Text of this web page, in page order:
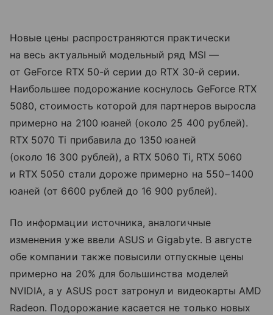
Новые цены распространяются практически
на весь актуальный модельный ряд MSI —
от GeForce RTX 50-й серии до RTX 30-й серии.
Наибольшее подорожание коснулось GeForce RTX
5080, стоимость которой для партнеров выросла
примерно на 2100 юаней (около 25 400 рублей).
RTX 5070 Ti прибавила до 1350 юаней
(около 16 300 рублей), а RTX 5060 Ti, RTX 5060
и RTX 5050 стали дороже примерно на 550−1400
юаней (от 6600 рублей до 16 900 рублей).
По информации источника, аналогичные
изменения уже ввели ASUS и Gigabyte. В августе
обе компании также повысили отпускные цены
примерно на 20% для большинства моделей
NVIDIA, а у ASUS рост затронул и видеокарты AMD
Radeon. Подорожание касается не только новых